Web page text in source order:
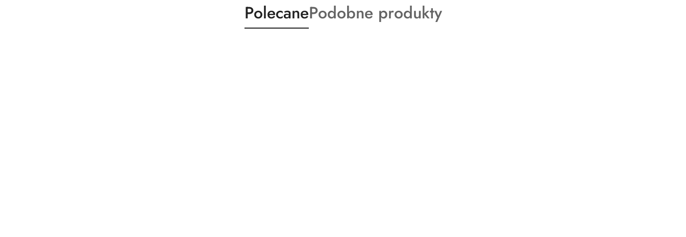
Produkty
o
PolecaneProdukty
o
Podobne produkty